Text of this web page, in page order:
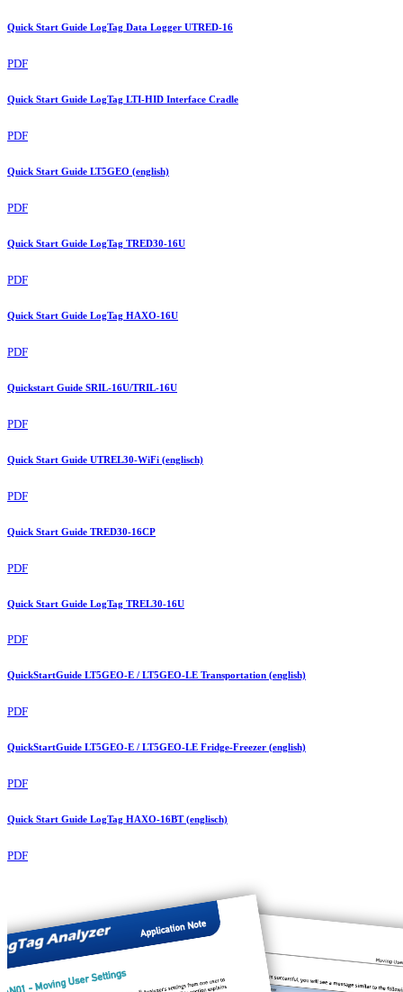
Quick Start Guide LogTag Data Logger UTRED-16
PDF
Quick Start Guide LogTag LTI-HID Interface Cradle
PDF
Quick Start Guide LT5GEO (english)
PDF
Quick Start Guide LogTag TRED30-16U
PDF
Quick Start Guide LogTag HAXO-16U
PDF
Quickstart Guide SRIL-16U/TRIL-16U
PDF
Quick Start Guide UTREL30-WiFi (englisch)
PDF
Quick Start Guide TRED30-16CP
PDF
Quick Start Guide LogTag TREL30-16U
PDF
QuickStartGuide LT5GEO-E / LT5GEO-LE Transportation (english)
PDF
QuickStartGuide LT5GEO-E / LT5GEO-LE Fridge-Freezer (english)
PDF
Quick Start Guide LogTag HAXO-16BT (englisch)
PDF